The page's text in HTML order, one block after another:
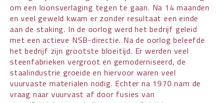
om een loonsverlaging tegen te gaan. Na 14 maanden
en veel geweld kwam er zonder resultaat een einde
aan de staking. In de oorlog werd het bedrijf geleid
met een actieve NSB-directie. Na de oorlog beleefde
het bedrijf zijn grootste bloeitijd. Er werden veel
steenfabrieken vergroot en gemoderniseerd, de
staalindustrie groeide en hiervoor waren veel
vuurvaste materialen nodig. Echter na 1970 nam de
vraag naar vuurvast af door fusies van